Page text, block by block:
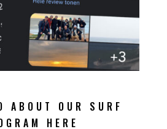
ABOUT OUR SURF
HERE